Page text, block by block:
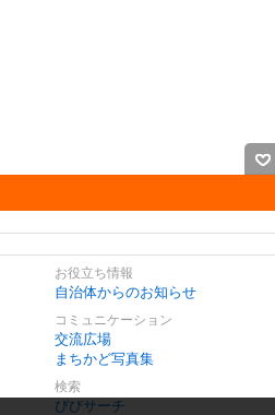
お役立ち情報
自治体からのお知らせ
コミュニケーション
交流広場
まちかど写真集
検索
びびサーチ